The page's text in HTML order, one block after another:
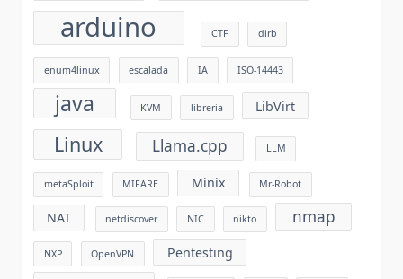
arduino CTF dirb
enum4linux escalada IA ISO-14443
java KVM libreria LibVirt
Linux Llama.cpp LLM
metaSploit MIFARE Minix Mr-Robot
NAT netdiscover NIC nikto nmap
NXP OpenVPN Pentesting